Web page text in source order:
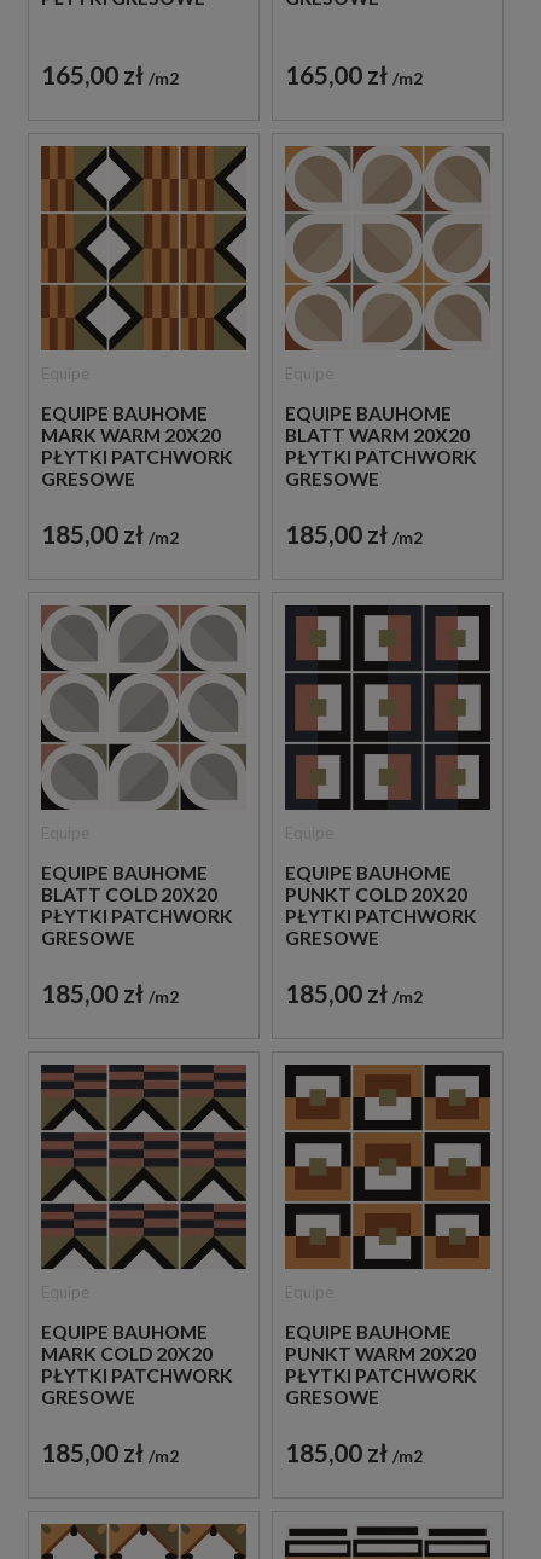
165,00 zł m2 165,00 zł m2
EQUIPE BAUHOME
MARK WARM 20X20
PŁYTKI PATCHWORK
GRESOWE
185,00 zł m2
EQUIPE BAUHOME
BLATT WARM 20X20
PŁYTKI PATCHWORK
GRESOWE
185,00 zł m2
EQUIPE BAUHOME
BLATT COLD 20X20
PŁYTKI PATCHWORK
GRESOWE
185,00 zł m2
EQUIPE BAUHOME
PUNKT COLD 20X20
PŁYTKI PATCHWORK
GRESOWE
185,00 zł m2
EQUIPE BAUHOME
MARK COLD 20X20
PŁYTKI PATCHWORK
GRESOWE
185,00 zł m2
EQUIPE BAUHOME
PUNKT WARM 20X20
PŁYTKI PATCHWORK
GRESOWE
185,00 zł m2